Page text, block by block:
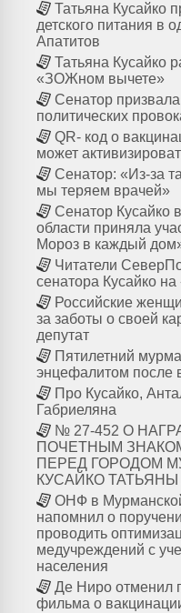
Татьяна Кусайко
детского питания в
Апатитов
Татьяна Кусайко
«ЗОЖном вычете»
Сенатор
политических
QR- код о
может
Сенатор: «Из-за
мы теряем врачей»
Сенатор Кусайко
области приняла
Мороз в каждый
Читатели
сенатора Кусайко на
Российские
за заботы о своей
депутат
Пятилетний
энцефалитом после
Про Кусайко,
Габриеляна
№ 27-452 О
ПОЧЕТНЫМ
ПЕРЕД ГОРОДОМ
КУСАЙКО
ОНФ в
напомнил о
проводить
медучреждений с
населения
Де Ниро отменил
фильма о